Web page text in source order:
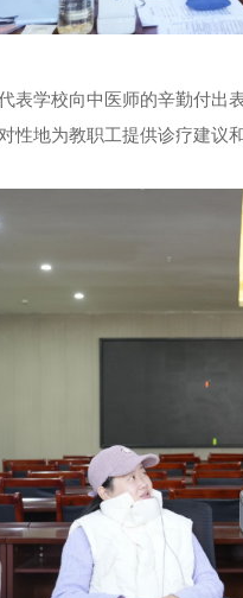
表学校向中医师的辛勤付出
性地为教职工提供诊疗建议